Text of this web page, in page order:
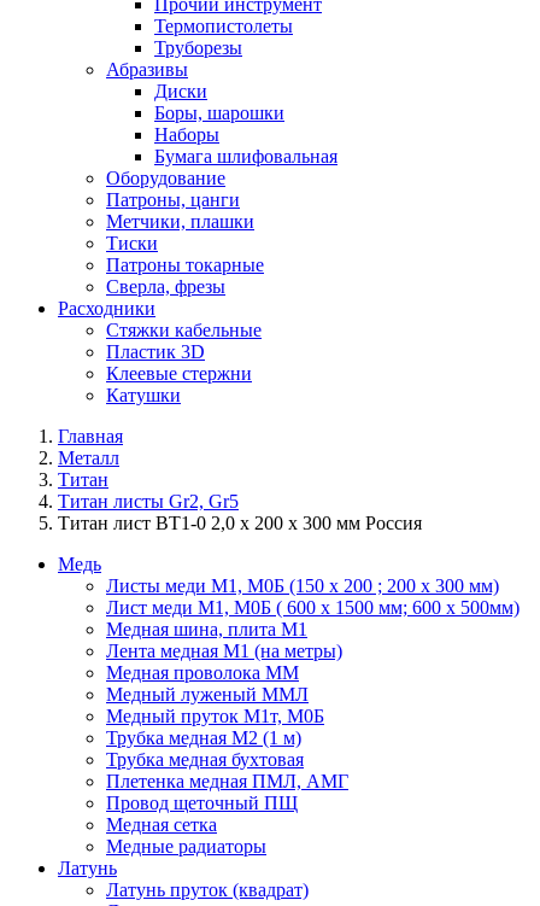
Прочий инструмент
Термопистолеты
Труборезы
Абразивы
Диски
Боры, шарошки
Наборы
Бумага шлифовальная
Оборудование
Патроны, цанги
Метчики, плашки
Тиски
Патроны токарные
Сверла, фрезы
Расходники
Стяжки кабельные
Пластик 3D
Клеевые стержни
Катушки
Главная
Металл
Титан
Титан листы Gr2, Gr5
Титан лист ВТ1-0 2,0 х 200 х 300 мм Россия
Медь
Листы меди М1, М0Б (150 х 200 ; 200 х 300 мм)
Лист меди М1, М0Б ( 600 х 1500 мм; 600 х 500мм)
Медная шина, плита М1
Лента медная М1 (на метры)
Медная проволока ММ
Медный луженый ММЛ
Медный пруток М1т, М0Б
Трубка медная М2 (1 м)
Трубка медная бухтовая
Плетенка медная ПМЛ, АМГ
Провод щеточный ПЩ
Медная сетка
Медные радиаторы
Латунь
Латунь пруток (квадрат)